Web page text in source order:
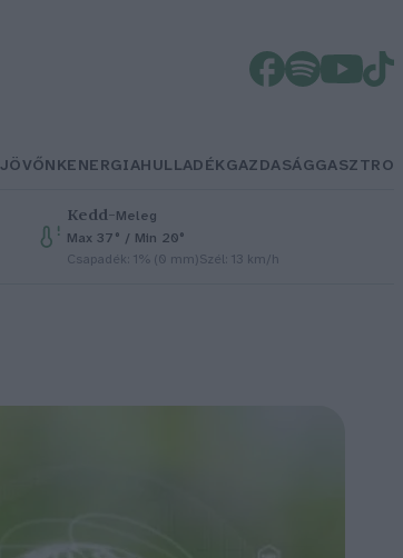
JÖVŐNKENERGIAHULLADÉKGAZDASÁGGASZTRO
Kedd–Meleg
Max 37° / Min 20°
Csapadék: 1% (0 mm)Szél: 13 km/h